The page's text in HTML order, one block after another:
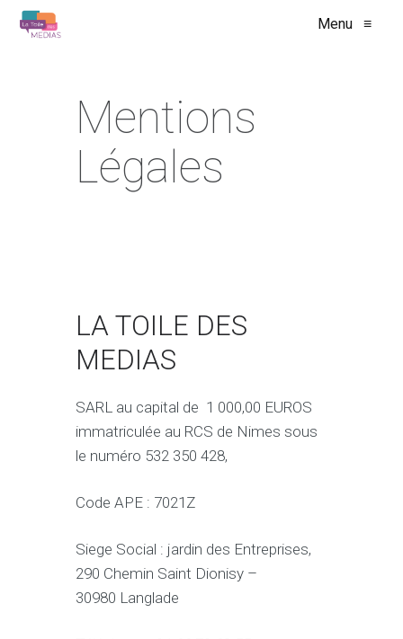
Menu ≡
Mentions
Légales
LA TOILE DES
MEDIAS
SARL au capital de 1 000,00 EUROS
immatriculée au RCS de Nimes sous
le numéro 532 350 428,
Code APE : 7021Z
Siege Social : jardin des Entreprises,
290 Chemin Saint Dionisy –
30980 Langlade